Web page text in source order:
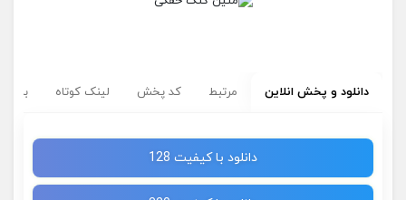
دانلود و پخش انلاین مرتبط کد پخش لینک کوتاه
دانلود با کیفیت 128